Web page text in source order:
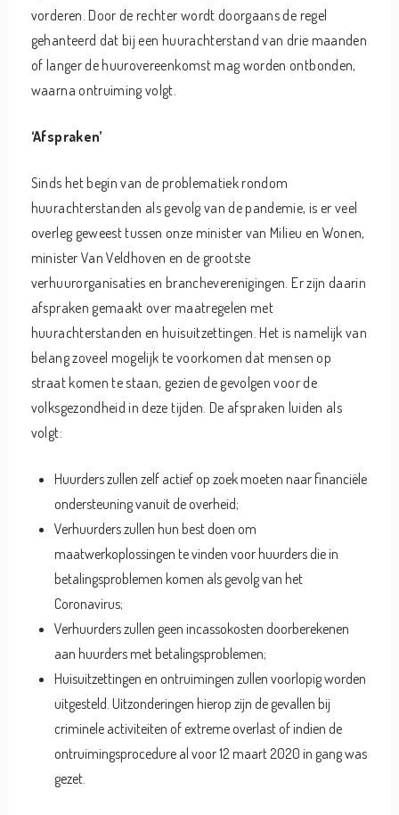
vorderen. Door de rechter wordt doorgaans de regel
gehanteerd dat bij een huurachterstand van drie maanden
of langer de huurovereenkomst mag worden ontbonden,
waarna ontruiming volgt.
‘Afspraken’
Sinds het begin van de problematiek rondom
huurachterstanden als gevolg van de pandemie, is er veel
overleg geweest tussen onze minister van Milieu en Wonen,
minister Van Veldhoven en de grootste
verhuurorganisaties en brancheverenigingen. Er zijn daarin
afspraken gemaakt over maatregelen met
huurachterstanden en huisuitzettingen. Het is namelijk van
belang zoveel mogelijk te voorkomen dat mensen op
straat komen te staan, gezien de gevolgen voor de
volksgezondheid in deze tijden. De afspraken luiden als
volgt:
Huurders zullen zelf actief op zoek moeten naar financiële
ondersteuning vanuit de overheid;
Verhuurders zullen hun best doen om
maatwerkoplossingen te vinden voor huurders die in
betalingsproblemen komen als gevolg van het
Coronavirus;
Verhuurders zullen geen incassokosten doorberekenen
aan huurders met betalingsproblemen;
Huisuitzettingen en ontruimingen zullen voorlopig worden
uitgesteld. Uitzonderingen hierop zijn de gevallen bij
criminele activiteiten of extreme overlast of indien de
ontruimingsprocedure al voor 12 maart 2020 in gang was
gezet.